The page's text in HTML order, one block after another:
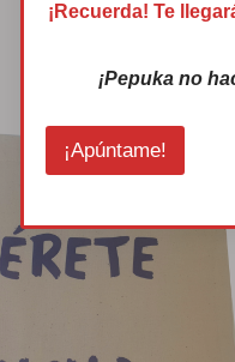
e
l
c
ó
n
¡Recuerda! Te
¡Pepuka no
¡Apúntame!